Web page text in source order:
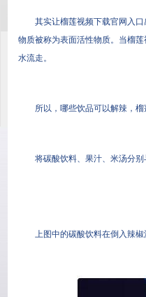
其实让榴莲视频下载官网入口感
物质被称为表面活性物质。当榴
水流走。
所以，哪些饮品可以解辣
将碳酸饮料、果汁、米汤
上图中的碳酸饮料在倒入辣椒